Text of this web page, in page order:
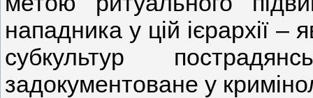
нападника у цій ієрархії
субкультур
задокументоване у